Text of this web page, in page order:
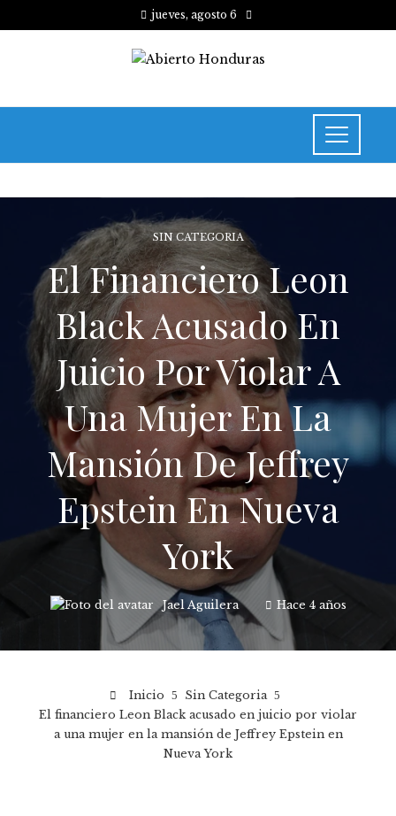
jueves, agosto 6
SIN CATEGORIA
El Financiero Leon
Black Acusado En
Juicio Por Violar A
Una Mujer En La
Mansión De Jeffrey
Epstein En Nueva
York
Jael Aguilera Hace 4 años
Inicio
Sin Categoria
El financiero Leon Black acusado en juicio por violar
a una mujer en la mansión de Jeffrey Epstein en
Nueva York